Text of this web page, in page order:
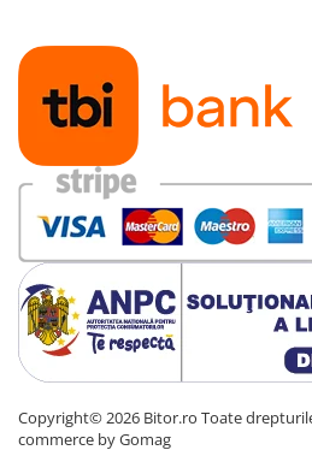
Unități optice
Blu-Ray, CD/DVD & Floppy Drives
Periferice & Accesorii
Tastaturi
Tastaturi cu Fir
Tastaturi wireless
Mouse, Trackballs & Presenters
Mouse cu Fir
Mouse Ergonimice
Mouse wireless
Cabluri & Adaptoare
Copyright© 2026 Bitor.ro Toate
commerce by Gomag